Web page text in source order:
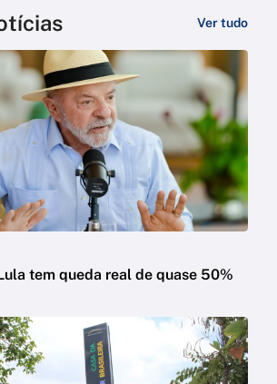
Ver tudo
tem queda real de quase 50%